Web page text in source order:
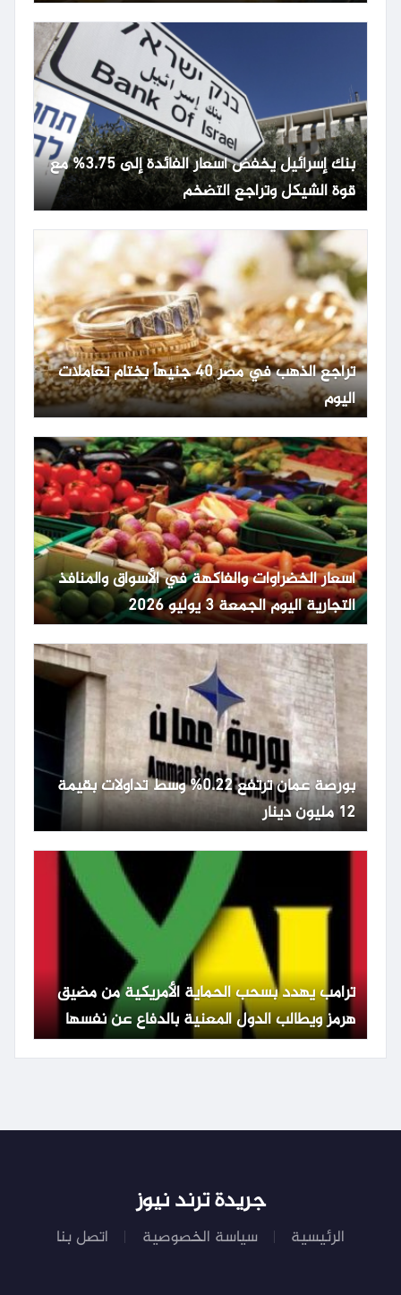
بنك إسرائيل يخفض أسعار الفائدة إلى 3.75% مع
قوة الشيكل وتراجع التضخم
تراجع الذهب في مصر 40 جنيهاً بختام تعاملات
اليوم
أسعار الخضراوات والفاكهة في الأسواق والمنافذ
التجارية اليوم الجمعة 3 يوليو 2026
بورصة عمان ترتفع 0.22% وسط تداولات بقيمة
12 مليون دينار
ترامب يهدد بسحب الحماية الأمريكية من مضيق
هرمز ويطالب الدول المعنية بالدفاع عن نفسها
جريدة ترند نيوز
الرئيسية سياسة الخصوصية اتصل بنا